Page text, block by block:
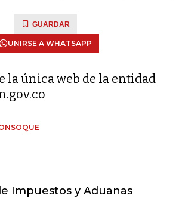
GUARDAR
UNIRSE A WHATSAPP
la única web de la entidad
Impuestos y Aduanas